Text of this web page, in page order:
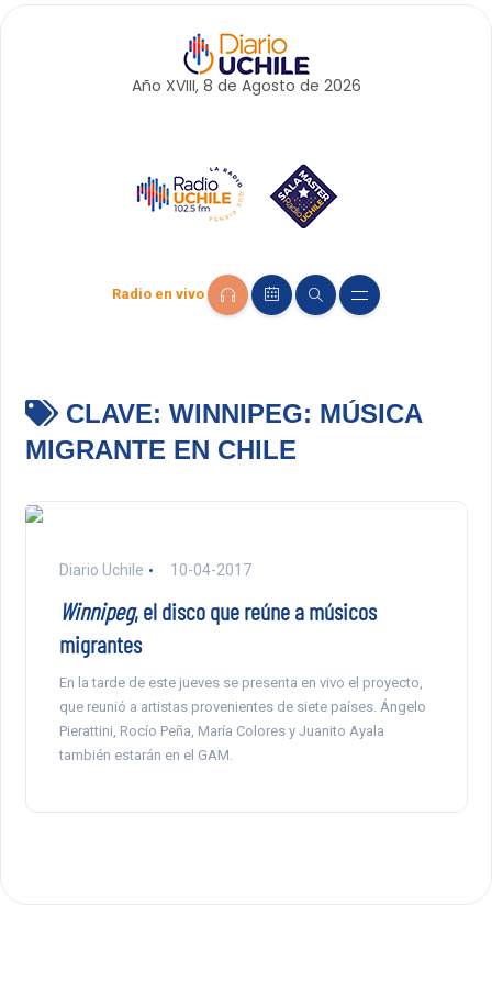
Año XVIII, 8 de Agosto de 2026
Radio en vivo
CLAVE: WINNIPEG: MÚSICA
MIGRANTE EN CHILE
Diario Uchile 10-04-2017
Winnipeg, el disco que reúne a músicos
migrantes
En la tarde de este jueves se presenta en vivo el proyecto,
que reunió a artistas provenientes de siete países. Ángelo
Pierattini, Rocío Peña, María Colores y Juanito Ayala
también estarán en el GAM.